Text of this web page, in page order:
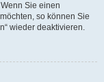
Sie einen
so können Sie
wieder deaktivieren.